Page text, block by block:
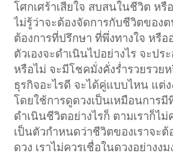
โศกเศร้าเสียใจ สบสนในชีวิต หรื
ไม่รู้ว่าจะต้องจัดการกับชีวิตของต
ต้องการที่ปรึกษา ที่พึ่งทางใจ หรือ
ตัวเองจะดำเนินไปอย่างไร จะปร
หรือไม่ จะมีโชคมั่งคั่งร่ำรวยรวย
ธุรกิจอะไรดี จะได้คู่แบบไหน แต่ง
โดยใช้การดูดวงเป็นเหมือนการมี
ดำเนินชีวิตอย่างไรก็ ตามเราก็ไม่
เป็นตัวกำหนดว่าชีวิตของเราจะต้
ดวง เราไม่ควรเชื่อในดวงอย่างง